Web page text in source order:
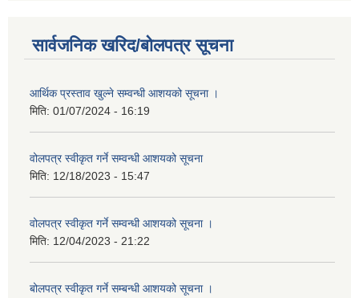
सार्वजनिक खरिद/बोलपत्र सूचना
आर्थिक प्रस्ताव खुल्ने सम्वन्धी आशयको सूचना ।
मिति: 01/07/2024 - 16:19
वोलपत्र स्वीकृत गर्ने सम्वन्धी आशयको सूचना
मिति: 12/18/2023 - 15:47
वोलपत्र स्वीकृत गर्ने सम्वन्धी आशयको सूचना ।
मिति: 12/04/2023 - 21:22
बोलपत्र स्वीकृत गर्ने सम्बन्धी आशयको सूचना ।